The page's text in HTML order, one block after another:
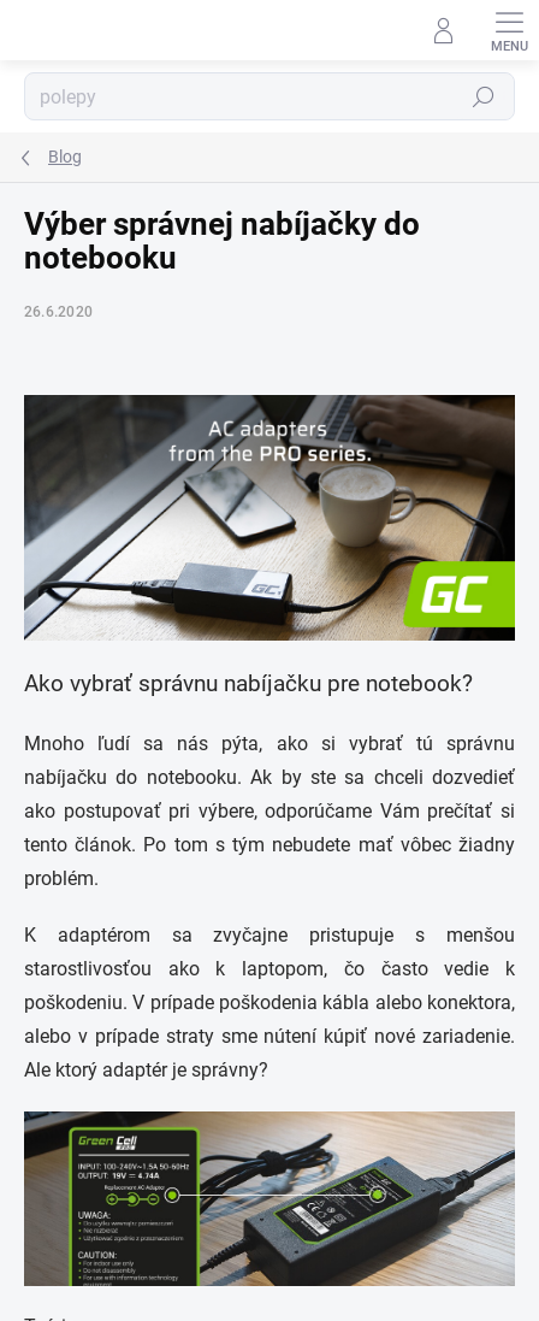
Hľadať
Blog
Výber správnej nabíjačky do
notebooku
26.6.2020
Ako vybrať správnu nabíjačku pre notebook?
Mnoho ľudí sa nás pýta, ako si vybrať tú správnu
nabíjačku do notebooku. Ak by ste sa chceli dozvedieť
ako postupovať pri výbere, odporúčame Vám prečítať si
tento článok. Po tom s tým nebudete mať vôbec žiadny
problém.
K adaptérom sa zvyčajne pristupuje s menšou
starostlivosťou ako k laptopom, čo často vedie k
poškodeniu. V prípade poškodenia kábla alebo konektora,
alebo v prípade straty sme nútení kúpiť nové zariadenie.
Ale ktorý adaptér je správny?
AI asistent · online